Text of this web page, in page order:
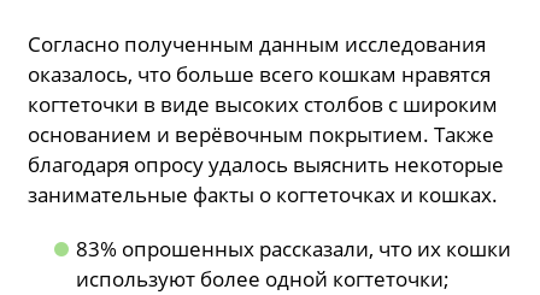
Согласно полученным данным исследования
оказалось, что больше всего кошкам нравятся
когтеточки в виде высоких столбов с широким
основанием и верёвочным покрытием. Также
благодаря опросу удалось выяснить некоторые
занимательные факты о когтеточках и кошках.
83% опрошенных рассказали, что их кошки
используют более одной когтеточки;